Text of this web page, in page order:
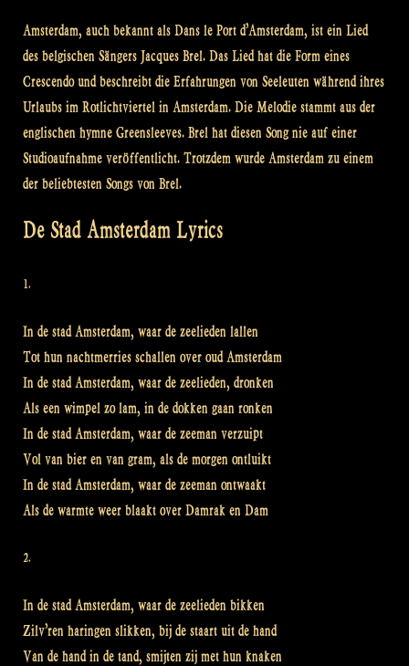
Amsterdam, auch bekannt als Dans le Port d’Amsterdam, ist ein Lied
des belgischen Sängers Jacques Brel. Das Lied hat die Form eines
Crescendo und beschreibt die Erfahrungen von Seeleuten während ihres
Urlaubs im Rotlichtviertel in Amsterdam. Die Melodie stammt aus der
englischen hymne Greensleeves. Brel hat diesen Song nie auf einer
Studioaufnahme veröffentlicht. Trotzdem wurde Amsterdam zu einem
der beliebtesten Songs von Brel.
De Stad Amsterdam Lyrics
1.
In de stad Amsterdam, waar de zeelieden lallen
Tot hun nachtmerries schallen over oud Amsterdam
In de stad Amsterdam, waar de zeelieden, dronken
Als een wimpel zo lam, in de dokken gaan ronken
In de stad Amsterdam, waar de zeeman verzuipt
Vol van bier en van gram, als de morgen ontluikt
In de stad Amsterdam, waar de zeeman ontwaakt
Als de warmte weer blaakt over Damrak en Dam
2.
In de stad Amsterdam, waar de zeelieden bikken
Zilv’ren haringen slikken, bij de staart uit de hand
Van de hand in de tand, smijten zij met hun knaken